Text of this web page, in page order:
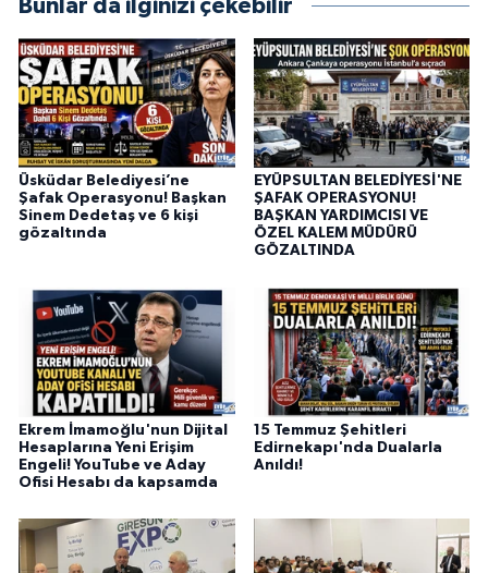
Bunlar da ilginizi çekebilir
Üsküdar Belediyesi’ne
Şafak Operasyonu! Başkan
Sinem Dedetaş ve 6 kişi
gözaltında
EYÜPSULTAN BELEDİYESİ'NE
ŞAFAK OPERASYONU!
BAŞKAN YARDIMCISI VE
ÖZEL KALEM MÜDÜRÜ
GÖZALTINDA
Ekrem İmamoğlu'nun Dijital
Hesaplarına Yeni Erişim
Engeli! YouTube ve Aday
Ofisi Hesabı da kapsamda
15 Temmuz Şehitleri
Edirnekapı'nda Dualarla
Anıldı!